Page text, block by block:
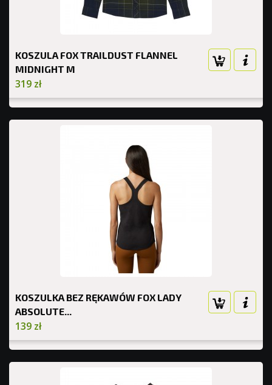
KOSZULA FOX TRAILDUST FLANNEL
MIDNIGHT M
319 zł
KOSZULKA BEZ RĘKAWÓW FOX LADY
ABSOLUTE...
139 zł